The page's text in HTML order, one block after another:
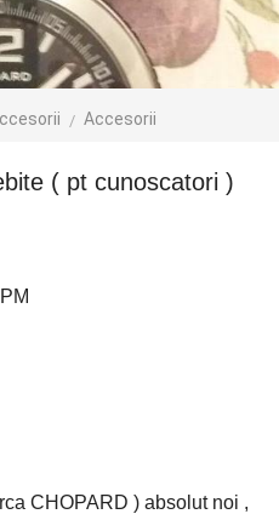
Accesorii
( pt cunoscatori )
CHOPARD ) absolut noi ,